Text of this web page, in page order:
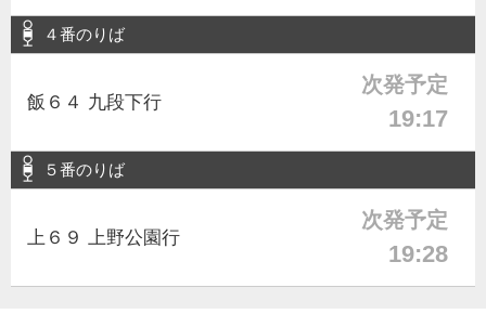
４番のりば
飯６４ 九段下行
次発予定
19:17
５番のりば
上６９ 上野公園行
次発予定
19:28